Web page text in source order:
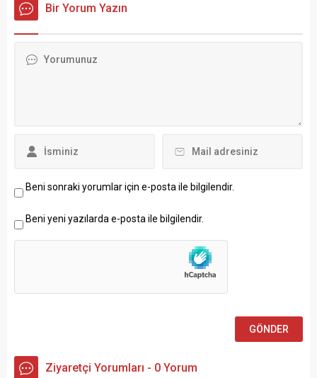
Bir Yorum Yazın
Beni sonraki yorumlar için e-posta ile bilgilendir.
Beni yeni yazılarda e-posta ile bilgilendir.
Ziyaretçi Yorumları - 0 Yorum